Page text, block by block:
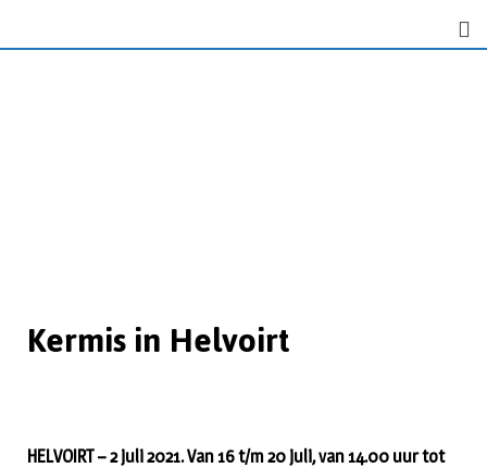
Kermis in Helvoirt
HELVOIRT – 2 juli 2021. Van 16 t/m 20 juli, van 14.00 uur tot